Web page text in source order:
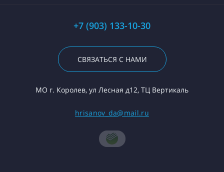
+7 (903) 133-10-30
СВЯЗАТЬСЯ С НАМИ
МО г. Королев, ул Лесная д12, ТЦ Вертикаль
hrisanov_da@mail.ru